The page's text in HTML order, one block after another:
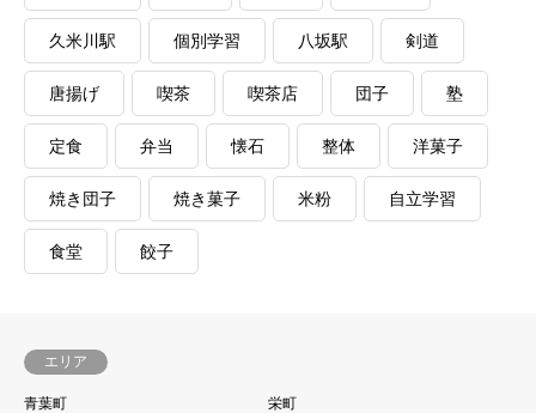
久米川駅 個別学習 八坂駅 剣道
唐揚げ 喫茶 喫茶店 団子 塾
定食 弁当 懐石 整体 洋菓子
焼き団子 焼き菓子 米粉 自立学習
食堂 餃子
エリア
青葉町
栄町